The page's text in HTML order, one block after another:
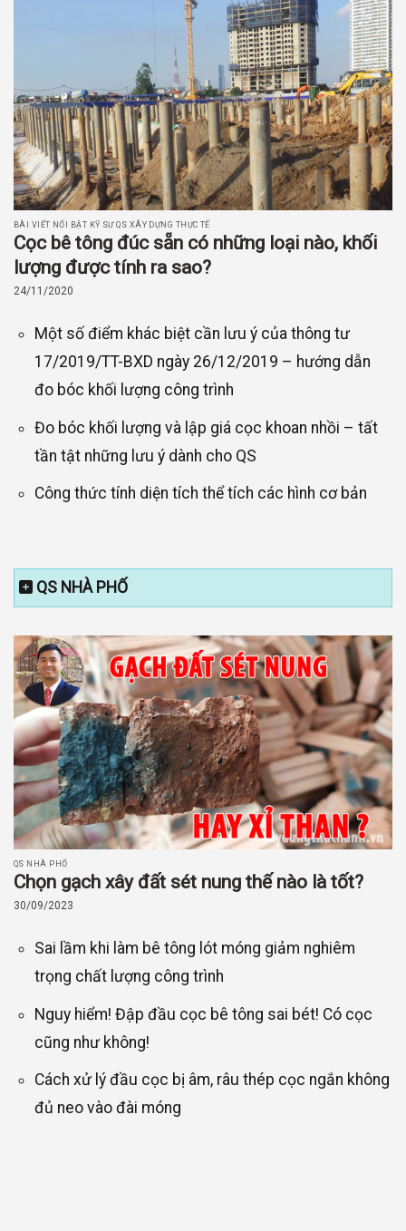
BÀI VIẾT NỔI BẬT KỸ SƯ QS XÂY DỰNG THỰC TẾ
Cọc bê tông đúc sẵn có những loại nào, khối
lượng được tính ra sao?
24/11/2020
Một số điểm khác biệt cần lưu ý của thông tư
17/2019/TT-BXD ngày 26/12/2019 – hướng dẫn
đo bóc khối lượng công trình
Đo bóc khối lượng và lập giá cọc khoan nhồi – tất
tần tật những lưu ý dành cho QS
Công thức tính diện tích thể tích các hình cơ bản
QS NHÀ PHỐ
QS NHÀ PHỐ
Chọn gạch xây đất sét nung thế nào là tốt?
30/09/2023
Sai lầm khi làm bê tông lót móng giảm nghiêm
trọng chất lượng công trình
Nguy hiểm! Đập đầu cọc bê tông sai bét! Có cọc
cũng như không!
Cách xử lý đầu cọc bị âm, râu thép cọc ngắn không
đủ neo vào đài móng